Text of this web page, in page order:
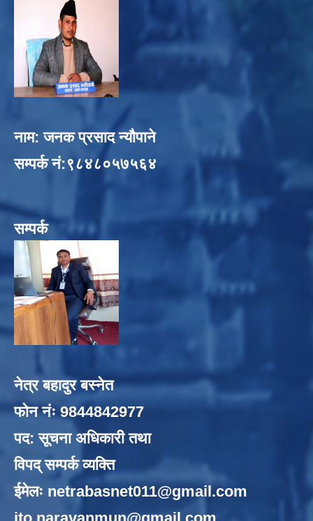
नाम: जनक प्रसाद न्यौपाने
सम्पर्क नं:९८४८०५७५६४
सम्पर्क
नेत्र बहादुर बस्नेत
फोन नंः 9844842977
पद: सूचना अधिकारी तथा
विपद् सम्पर्क व्यक्ति
ईमेलः netrabasnet011@gmail.com